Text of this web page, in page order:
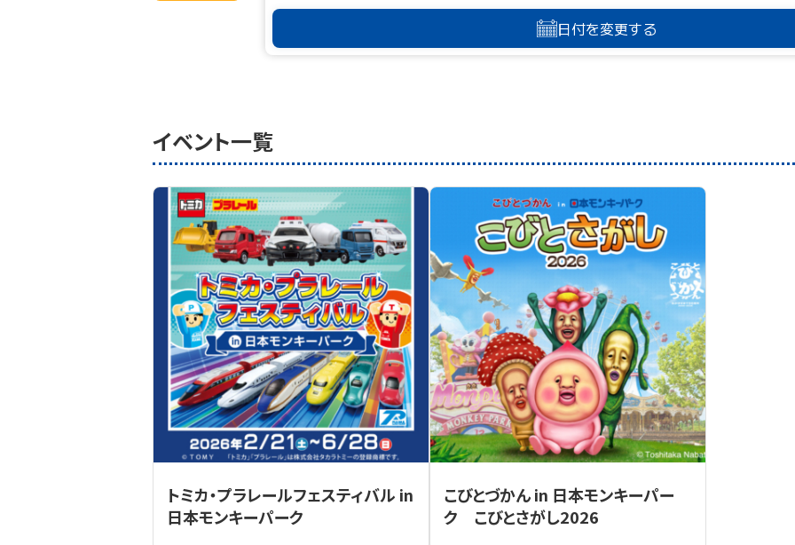
日付を変更する
イベント一覧
トミカ・プラレールフェスティバル in
日本モンキーパーク
こびとづかん in 日本モンキーパー
ク こびとさがし2026